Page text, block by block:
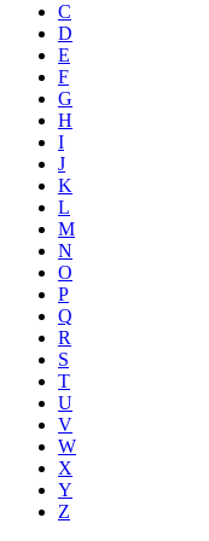
C
D
E
F
G
H
I
J
K
L
M
N
O
P
Q
R
S
T
U
V
W
X
Y
Z